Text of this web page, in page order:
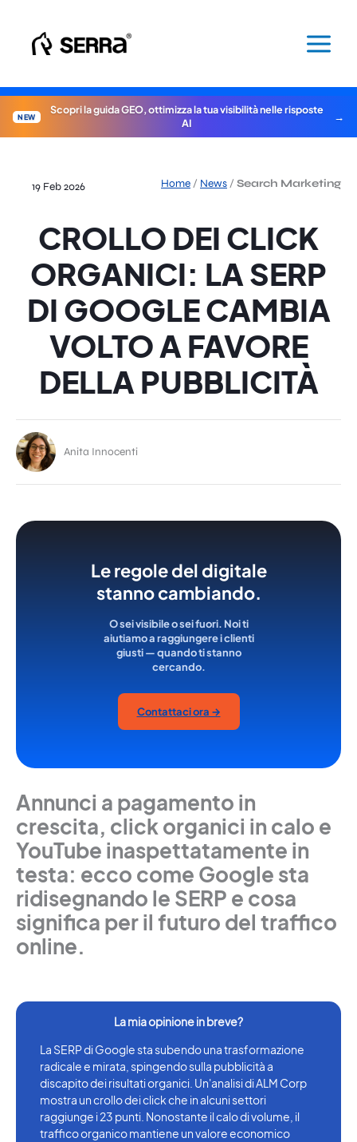
contenuto
NEW
Scopri la guida GEO, ottimizza la tua visibilità nelle risposte
AI
Home / News / Search Marketing
19 Feb 2026
CROLLO DEI CLICK
ORGANICI: LA SERP
DI GOOGLE CAMBIA
VOLTO A FAVORE
DELLA PUBBLICITÀ
Anita Innocenti
Le regole del digitale
stanno cambiando.
O sei visibile o sei fuori. Noi ti
aiutiamo a raggiungere i clienti
giusti — quando ti stanno
cercando.
Contattaci ora →
Annunci a pagamento in
crescita, click organici in calo e
YouTube inaspettatamente in
testa: ecco come Google sta
ridisegnando le SERP e cosa
significa per il futuro del traffico
online.
La SERP di Google sta subendo una trasformazione
radicale e mirata, spingendo sulla pubblicità a
discapito dei risultati organici. Un'analisi di ALM Corp
mostra un crollo dei click che in alcuni settori
raggiunge i 23 punti. Nonostante il calo di volume, il
traffico organico mantiene un valore economico